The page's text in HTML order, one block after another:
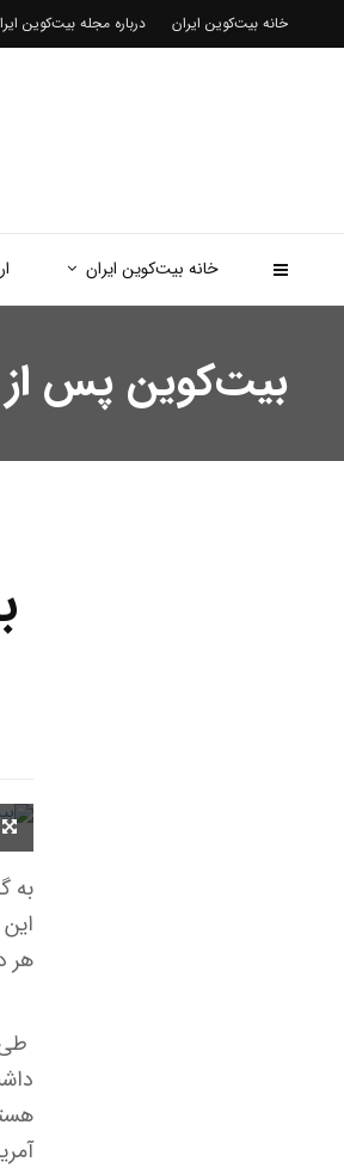
خانه بیت‌کوین ایران
خانه بیت‌کوین ایران درباره مجله بیت‌کوین
بیت‌کوین پس از
هر